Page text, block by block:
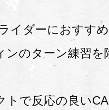
イダーにおすすめ
ンのターン練習
トで反応の良い